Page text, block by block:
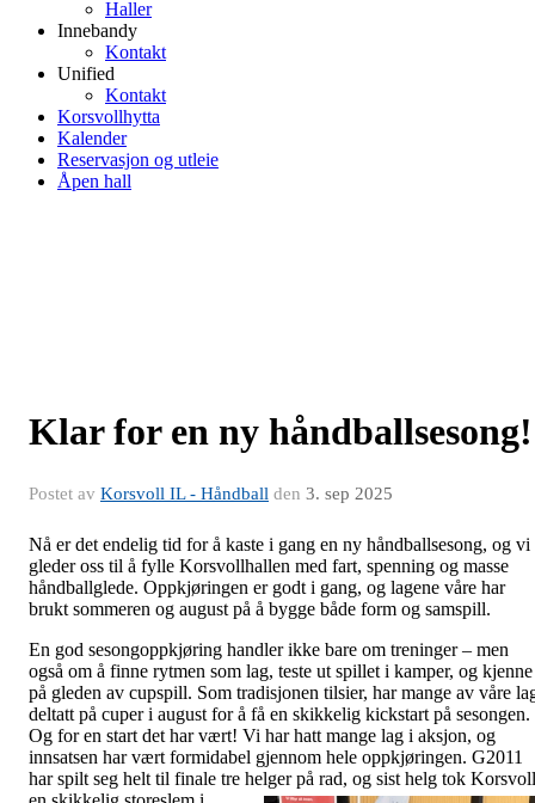
Haller
Innebandy
Kontakt
Unified
Kontakt
Korsvollhytta
Kalender
Reservasjon og utleie
Åpen hall
Klar for en ny håndballsesong!
Postet av Korsvoll IL - Håndball den 3. sep 2025
Nå er det endelig tid for å kaste i gang en ny håndballsesong, og vi
gleder oss til å fylle Korsvollhallen med fart, spenning og masse
håndballglede. Oppkjøringen er godt i gang, og lagene våre har
brukt sommeren og august på å bygge både form og samspill.
En god sesongoppkjøring handler ikke bare om treninger – men
også om å finne rytmen som lag, teste ut spillet i kamper, og kjenne
på gleden av cupspill. Som tradisjonen tilsier, har mange av våre
deltatt på cuper i august for å få en skikkelig kickstart på sesongen.
Og for en start det har vært! Vi har hatt mange lag i aksjon, og
innsatsen har vært formidabel gjennom hele oppkjøringen. G2011
har spilt seg helt til finale tre helger på rad, og sist helg tok Korsvoll